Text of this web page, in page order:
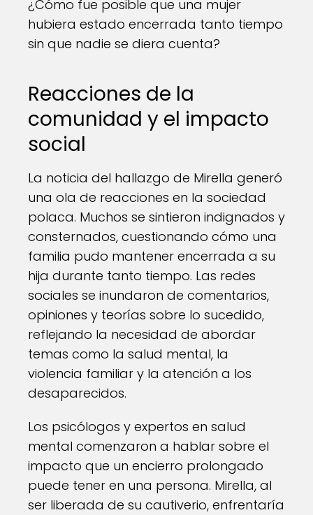
¿Cómo fue posible que una mujer
hubiera estado encerrada tanto tiempo
sin que nadie se diera cuenta?
Reacciones de la
comunidad y el impacto
social
La noticia del hallazgo de Mirella generó
una ola de reacciones en la sociedad
polaca. Muchos se sintieron indignados y
consternados, cuestionando cómo una
familia pudo mantener encerrada a su
hija durante tanto tiempo. Las redes
sociales se inundaron de comentarios,
opiniones y teorías sobre lo sucedido,
reflejando la necesidad de abordar
temas como la salud mental, la
violencia familiar y la atención a los
desaparecidos.
Los psicólogos y expertos en salud
mental comenzaron a hablar sobre el
impacto que un encierro prolongado
puede tener en una persona. Mirella, al
ser liberada de su cautiverio, enfrentaría